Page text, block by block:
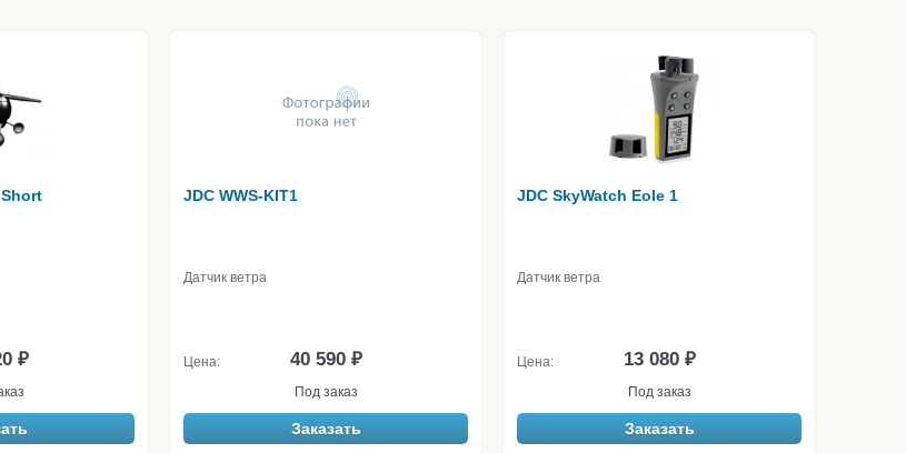
₽
JDC WWS-KIT1
Датчик ветра
Цена: 40 590 ₽
Под заказ
Заказать
JDC SkyWatch Eole 1
Датчик ветра
Цена: 13 080 ₽
Под заказ
Заказать